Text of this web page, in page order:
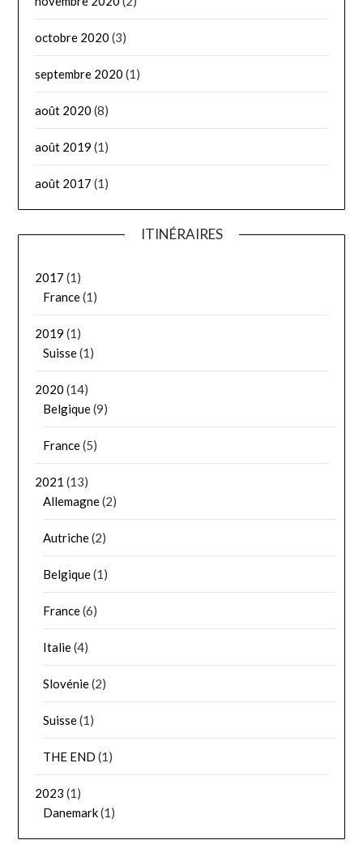
octobre 2020 (3)
septembre 2020 (1)
août 2020 (8)
août 2019 (1)
août 2017 (1)
ITINÉRAIRES
2017 (1)
France(1)
2019 (1)
Suisse(1)
2020 (14)
Belgique(9)
France(5)
2021 (13)
Allemagne(2)
Autriche(2)
Belgique(1)
France(6)
Italie(4)
Slovénie(2)
Suisse(1)
THE END (1)
2023 (1)
Danemark(1)